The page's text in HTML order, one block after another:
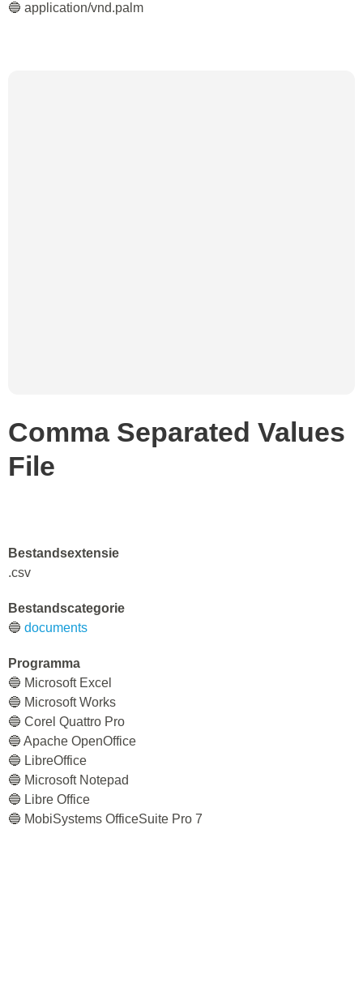
🔵 application/vnd.palm
Comma Separated Values
File
Bestandsextensie
.csv
Bestandscategorie
🔵 documents
Programma
🔵 Microsoft Excel
🔵 Microsoft Works
🔵 Corel Quattro Pro
🔵 Apache OpenOffice
🔵 LibreOffice
🔵 Microsoft Notepad
🔵 Libre Office
🔵 MobiSystems OfficeSuite Pro 7